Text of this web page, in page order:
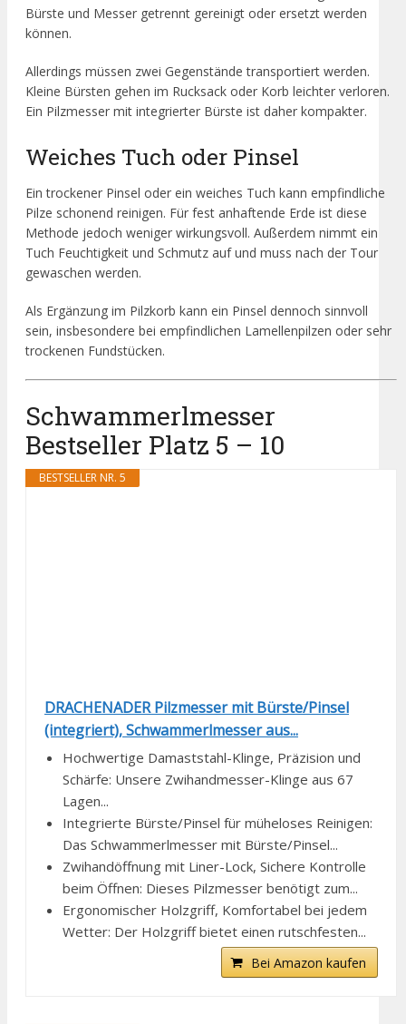
Bürste und Messer getrennt gereinigt oder ersetzt werden
können.
Allerdings müssen zwei Gegenstände transportiert werden.
Kleine Bürsten gehen im Rucksack oder Korb leichter verloren.
Ein Pilzmesser mit integrierter Bürste ist daher kompakter.
Weiches Tuch oder Pinsel
Ein trockener Pinsel oder ein weiches Tuch kann empfindliche
Pilze schonend reinigen. Für fest anhaftende Erde ist diese
Methode jedoch weniger wirkungsvoll. Außerdem nimmt ein
Tuch Feuchtigkeit und Schmutz auf und muss nach der Tour
gewaschen werden.
Als Ergänzung im Pilzkorb kann ein Pinsel dennoch sinnvoll
sein, insbesondere bei empfindlichen Lamellenpilzen oder sehr
trockenen Fundstücken.
Schwammerlmesser
Bestseller Platz 5 – 10
BESTSELLER NR. 5
DRACHENADER Pilzmesser mit Bürste/Pinsel
(integriert), Schwammerlmesser aus...
Hochwertige Damaststahl-Klinge, Präzision und
Schärfe: Unsere Zwihandmesser-Klinge aus 67
Lagen...
Integrierte Bürste/Pinsel für müheloses Reinigen:
Das Schwammerlmesser mit Bürste/Pinsel...
Zwihandöffnung mit Liner-Lock, Sichere Kontrolle
beim Öffnen: Dieses Pilzmesser benötigt zum...
Ergonomischer Holzgriff, Komfortabel bei jedem
Wetter: Der Holzgriff bietet einen rutschfesten...
Bei Amazon kaufen